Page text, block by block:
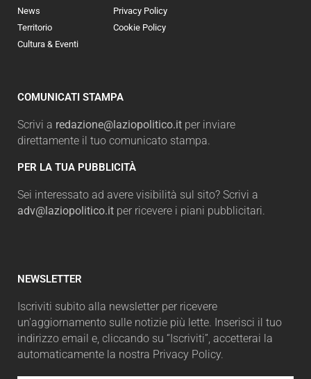
News
Territorio
Cultura & Eventi
Privacy Policy
Cookie Policy
COMUNICATI STAMPA
Scrivi a redazione@laziopolitico.it per inviare
direttamente il tuo comunicato stampa.
PER LA TUA PUBBLICITÀ
Sei interessato ad avere visibilità sul sito? Scrivi a
adv@laziopolitico.it per ricevere i piani pubblicitari.
NEWSLETTER
Iscriviti subito alla newsletter per ricevere
un'aggiornamento sulle notizie più lette. Inserisci il tuo
indirizzo email e, cliccando su “Iscriviti”, accetterai la
automaticamente la nostra Privacy Policy.